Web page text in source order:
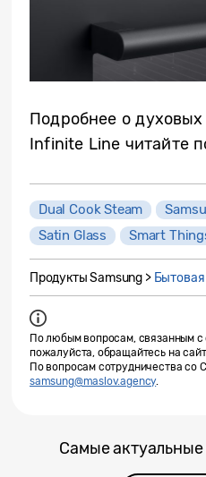
Подробнее о
Infinite Line читайте
Dual Cook Steam
Satin Glass
Smart
Продукты Samsung >
По любым вопросам, связанным
пожалуйста, обращайтесь на
По вопросам сотрудничества со
samsung@maslov.agency.
Самые